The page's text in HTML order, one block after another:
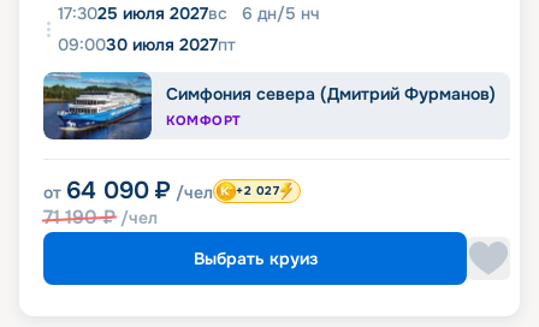
17:3025 июля 2027вс 6 дн/5 нч
09:0030 июля 2027пт
Симфония севера (Дмитрий Фурманов)
КОМФОРТ
от 64 090 ₽ /чел
71 190₽ /чел
+2 027
Выбрать круиз